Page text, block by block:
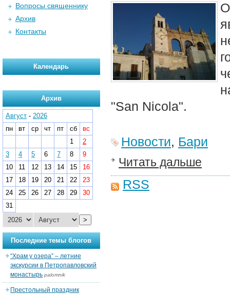
"San Nicola".
Новости, Бари
Читать дальше
RSS
Вопросы священнику
Архив
Контакты
Календарь
Архив
Август - 2026
пн
вт ср чт пт сб
вс
1
2
3
4 5 6 7 8
9
10
11 12 13 14 15
16
17
18 19 20 21 22
23
24
25 26 27 28 29
30
31
>
Последние темы блогов
“Храм у озера” – летние
экскурсии в Петропавловский
монастырь palomnik
Престольный праздник